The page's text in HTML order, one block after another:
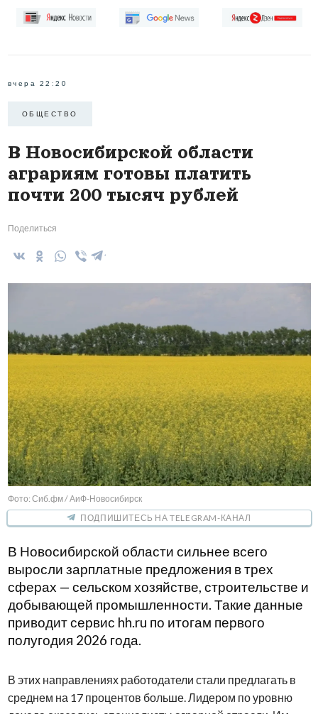
вчера 22:20
ОБЩЕСТВО
В Новосибирской области
аграриям готовы платить
почти 200 тысяч рублей
Поделиться
Фото: Сиб.фм / АиФ-Новосибирск
ПОДПИШИТЕСЬ НА TELEGRAM-КАНАЛ
В Новосибирской области сильнее всего
выросли зарплатные предложения в трех
сферах — сельском хозяйстве, строительстве и
добывающей промышленности. Такие данные
приводит сервис hh.ru по итогам первого
полугодия 2026 года.
В этих направлениях работодатели стали предлагать в
среднем на 17 процентов больше. Лидером по уровню